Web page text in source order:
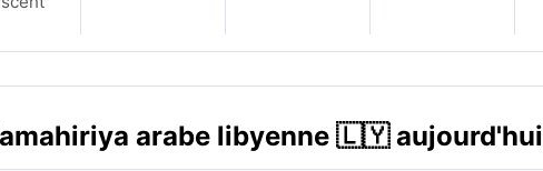
arabe libyenne 🇱🇾 aujourd'hui